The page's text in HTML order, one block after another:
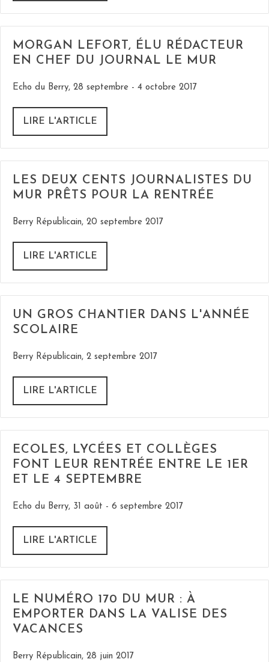
MORGAN LEFORT, ÉLU RÉDACTEUR
EN CHEF DU JOURNAL LE MUR
Echo du Berry, 28 septembre - 4 octobre 2017
LIRE L'ARTICLE
LES DEUX CENTS JOURNALISTES DU
MUR PRÊTS POUR LA RENTRÉE
Berry Républicain, 20 septembre 2017
LIRE L'ARTICLE
UN GROS CHANTIER DANS L'ANNÉE
SCOLAIRE
Berry Républicain, 2 septembre 2017
LIRE L'ARTICLE
ECOLES, LYCÉES ET COLLÈGES
FONT LEUR RENTRÉE ENTRE LE 1ER
ET LE 4 SEPTEMBRE
Echo du Berry, 31 août - 6 septembre 2017
LIRE L'ARTICLE
LE NUMÉRO 170 DU MUR : À
EMPORTER DANS LA VALISE DES
VACANCES
Berry Républicain, 28 juin 2017